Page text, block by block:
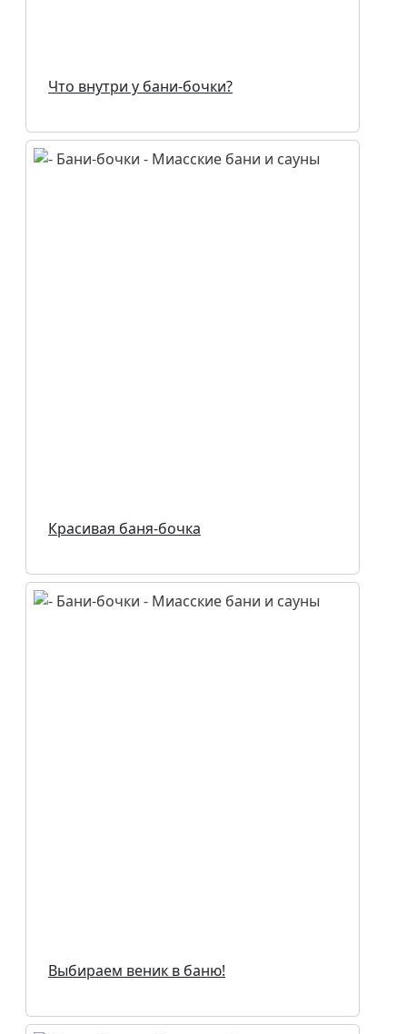
Что внутри у бани-бочки?
Красивая баня-бочка
Выбираем веник в баню!